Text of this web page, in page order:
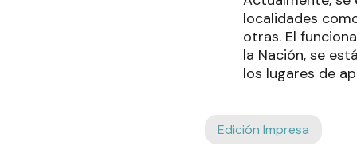
localidades
otras. El
la Nación, se
los lugares de
Edición Impresa